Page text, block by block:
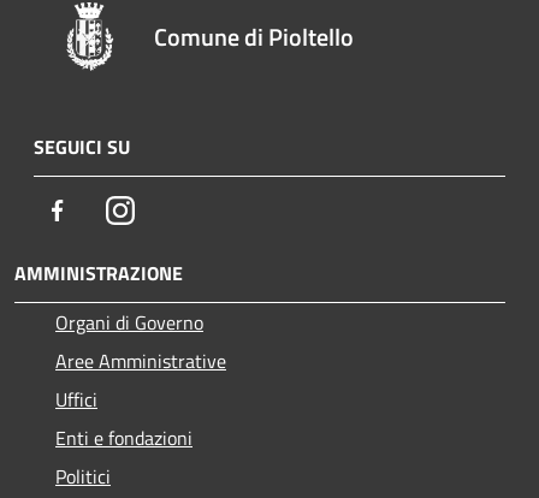
Comune di Pioltello
SEGUICI SU
FacebookInstagram
AMMINISTRAZIONE
Organi di Governo
Aree Amministrative
Uffici
Enti e fondazioni
Politici